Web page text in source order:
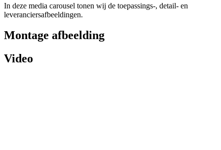
In deze media carousel tonen wij de toepassings-, detail- en
leveranciersafbeeldingen.
Montage afbeelding
Video